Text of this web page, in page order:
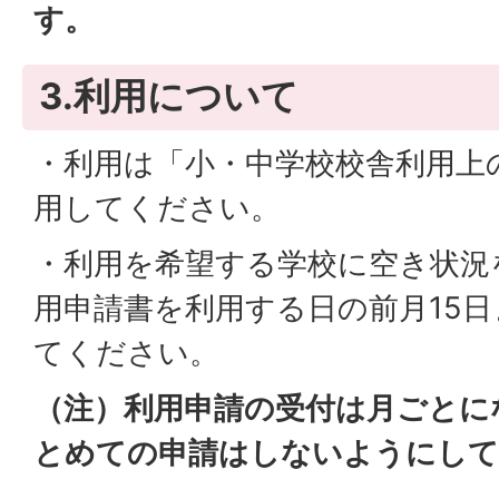
す。
3.利用について
・利用は「小・中学校校舎利用
用してください。
・利用を希望する学校に空き状
用申請書を利用する日の前月15
てください。
（注）利用申請の受付は月ごと
とめての申請はしないようにし